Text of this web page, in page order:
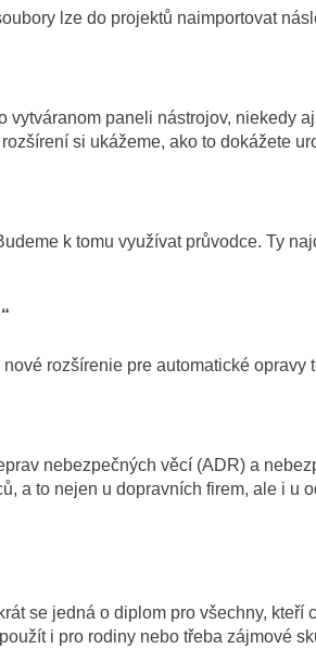
lze do projektů naimportovat
paneli nástrojov, niekedy
si ukážeme, ako to dokážete
k tomu využívat průvodce. Ty
rozšírenie pre automatické opravy
nebezpečných věcí (ADR) a
a to nejen u dopravních firem, ale i u
se jedná o diplom pro všechny,
i pro rodiny nebo třeba zájmové